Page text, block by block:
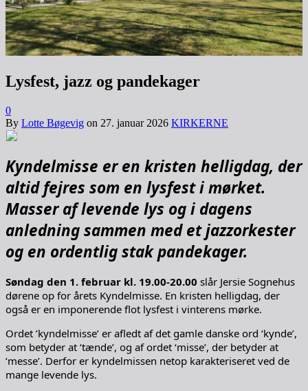
Lysfest, jazz og pandekager
0
By Lotte Bøgevig on 27. januar 2026 KIRKERNE
Kyndelmisse er en kristen helligdag, der
altid fejres som en lysfest i mørket.
Masser af levende lys og i dagens
anledning sammen med et jazzorkester
og en ordentlig stak pandekager.
Søndag den 1. februar kl. 19.00-20.00 slår Jersie Sognehus
dørene op for årets Kyndelmisse. En kristen helligdag, der
også er en imponerende flot lysfest i vinterens mørke.
Ordet ’kyndelmisse’ er afledt af det gamle danske ord ‘kynde’,
som betyder at ‘tænde’, og af ordet ‘misse’, der betyder at
‘messe’. Derfor er kyndelmissen netop karakteriseret ved de
mange levende lys.